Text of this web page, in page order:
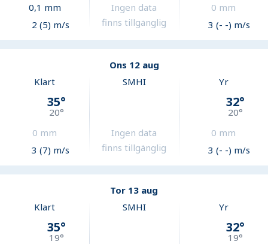
0,1 mm
2 (5) m/s
Ingen data
finns tillgänglig
0 mm
3 (- -) m/s
Ons 12 aug
Klart
35°
20°
0 mm
3 (7) m/s
SMHI
Ingen data
finns tillgänglig
Yr
32°
20°
0 mm
3 (- -) m/s
Tor 13 aug
Klart
35°
19°
SMHI Yr
32°
19°